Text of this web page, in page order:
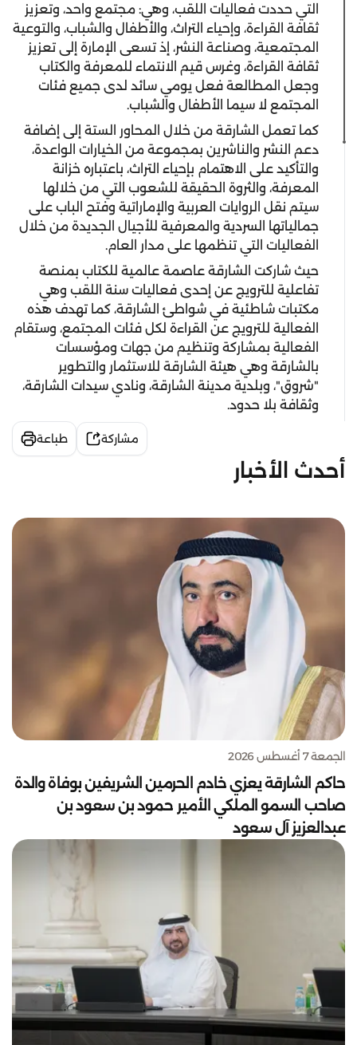
التي حددت فعاليات اللقب، وهي: مجتمع واحد، وتعزيز
ثقافة القراءة، وإحياء التراث، والأطفال والشباب، والتوعية
المجتمعية، وصناعة النشر، إذ تسعى الإمارة إلى تعزيز
ثقافة القراءة، وغرس قيم الانتماء للمعرفة والكتاب
وجعل المطالعة فعل يومي سائد لدى جميع فئات
المجتمع لا سيما الأطفال والشباب.
كما تعمل الشارقة من خلال المحاور الستة إلى إضافة
دعم النشر والناشرين بمجموعة من الخيارات الواعدة،
والتأكيد على الاهتمام بإحياء التراث، باعتباره خزانة
المعرفة، والثروة الحقيقة للشعوب التي من خلالها
سيتم نقل الروايات العربية والإماراتية وفتح الباب على
جمالياتها السردية والمعرفية للأجيال الجديدة من خلال
الفعاليات التي تنظمها على مدار العام.
حيث شاركت الشارقة عاصمة عالمية للكتاب بمنصة
تفاعلية للترويج عن إحدى فعاليات سنة اللقب وهي
مكتبات شاطئية في شواطئ الشارقة، كما تهدف هذه
الفعالية للترويج عن القراءة لكل فئات المجتمع، وستقام
الفعالية بمشاركة وتنظيم من جهات ومؤسسات
بالشارقة وهي هيئة الشارقة للاستثمار والتطوير
"شروق"، وبلدية مدينة الشارقة، ونادي سيدات الشارقة،
وثقافة بلا حدود.
مشاركة طباعة
أحدث الأخبار
الجمعة 7 أغسطس 2026
حاكم الشارقة يعزي خادم الحرمين الشريفين بوفاة والدة
صاحب السمو الملكي الأمير حمود بن سعود بن
عبدالعزيز آل سعود